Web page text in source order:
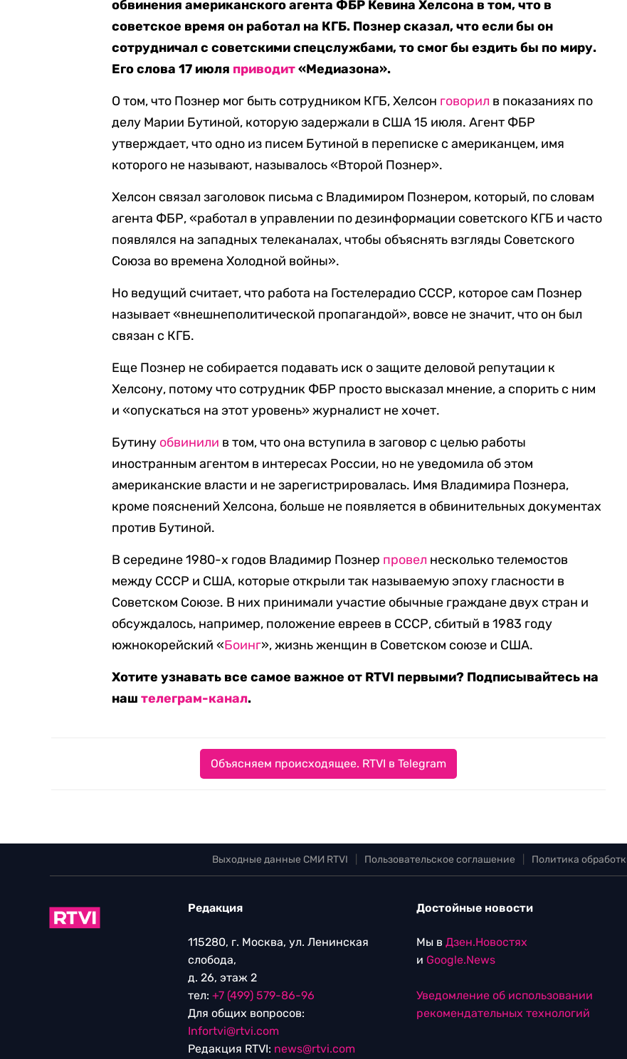
обвинения американского агента ФБР Кевина Хелсона в том, что в
советское время он работал на КГБ. Познер сказал, что если бы он
сотрудничал с советскими спецслужбами, то смог бы ездить бы по миру.
Его слова 17 июля приводит«Медиазона».
О том, что Познер мог быть сотрудником КГБ, Хелсон говорил в показаниях по
делу Марии Бутиной, которую задержали в США 15 июля. Агент ФБР
утверждает, что одно из писем Бутиной в переписке с американцем, имя
которого не называют, называлось «Второй Познер».
Хелсон связал заголовок письма с Владимиром Познером, который, по словам
агента ФБР, «работал в управлении по дезинформации советского КГБ и часто
появлялся на западных телеканалах, чтобы объяснять взгляды Советского
Союза во времена Холодной войны».
Но ведущий считает, что работа на Гостелерадио СССР, которое сам Познер
называет «внешнеполитической пропагандой», вовсе не значит, что он был
связан с КГБ.
Еще Познер не собирается подавать иск о защите деловой репутации к
Хелсону, потому что сотрудник ФБР просто высказал мнение, а спорить с ним
и «опускаться на этот уровень» журналист не хочет.
Бутину обвинили в том, что она вступила в заговор с целью работы
иностранным агентом в интересах России, но не уведомила об этом
американские власти и не зарегистрировалась. Имя Владимира Познера,
кроме пояснений Хелсона, больше не появляется в обвинительных документах
против Бутиной.
В середине 1980-х годов Владимир Познер провел несколько телемостов
между СССР и США, которые открыли так называемую эпоху гласности в
Советском Союзе. В них принимали участие обычные граждане двух стран и
обсуждалось, например, положение евреев в СССР, сбитый в 1983 году
южнокорейский «Боинг», жизнь женщин в Советском союзе и США.
Хотите узнавать все самое важное от RTVI первыми? Подписывайтесь на
наштелеграм-канал.
Объясняем происходящее. RTVI в Telegram
Выходные данные СМИ RTVI Пользовательское соглашение Политика
Редакция
115280, г. Москва, ул. Ленинская
слобода,
д. 26, этаж 2
тел: +7 (499) 579-86-96
Для общих вопросов:
Infortvi@rtvi.com
Редакция RTVI: news@rtvi.com
Достойные новости
Мы в Дзен.Новостях
и Google.News
Уведомление об использовании
рекомендательных технологий